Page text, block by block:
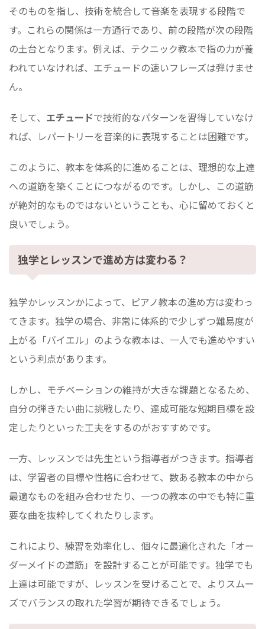
そのものを指し、技術を統合して音楽を表現する段階で
す。これらの関係は一方通行であり、前の段階が次の段階
の土台となります。例えば、テクニック教本で指の力が養
われていなければ、エチュードの速いフレーズは弾けませ
ん。
そして、 エチュードで技術的なパターンを習得していなけ
れば、レパートリーを音楽的に表現することは困難です。
このように、教本を体系的に進めることは、理想的な上達
への道筋を築くことにつながるのです。しかし、この道筋
が絶対的なものではないということも、心に留めておくと
良いでしょう。
独学とレッスンで進め方は変わる？
独学かレッスンかによって、ピアノ教本の進め方は変わっ
てきます。独学の場合、非常に体系的で少しずつ難易度が
上がる「バイエル」のような教本は、一人でも進めやすい
という利点があります。
しかし、モチベーションの維持が大きな課題となるため、
自分の弾きたい曲に挑戦したり、達成可能な短期目標を設
定したりといった工夫をするのがおすすめです。
一方、レッスンでは先生という指導者がつきます。指導者
は、学習者の目標や性格に合わせて、数ある教本の中から
最適なものを組み合わせたり、一つの教本の中でも特に重
要な曲を抜粋してくれたりします。
これにより、練習を効率化し、個々に最適化された「オー
ダーメイドの道筋」を設計することが可能です。独学でも
上達は可能ですが、レッスンを受けることで、よりスムー
ズでバランスの取れた学習が期待できるでしょう。